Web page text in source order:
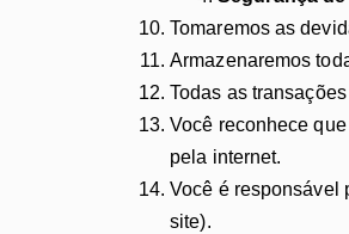
Tomaremos as
Armazenaremos
Todas as
Você reconhece
pela internet.
Você é responsável
site).